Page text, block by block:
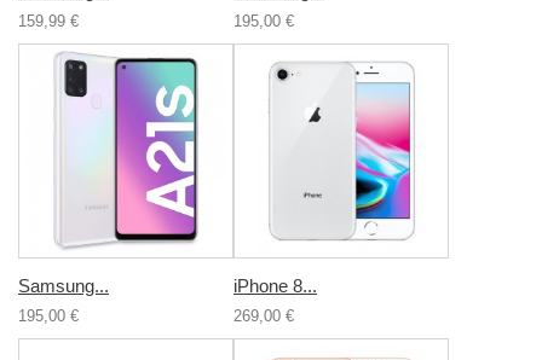
159,99 € 195,00 €
Samsung...
195,00 €
iPhone 8...
269,00 €